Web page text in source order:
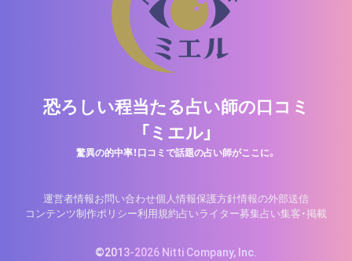
恐ろしい程当たる占い師の口コミ
「ミエル」
驚異の的中率！口コミで話題の占い師がここに。
運営者情報お問い合わせ個人情報保護方針情報の外部送信
コンテンツ制作ポリシー利用規約占いライター募集占い集客・掲載
©2013-2026 Nitti Company, Inc.